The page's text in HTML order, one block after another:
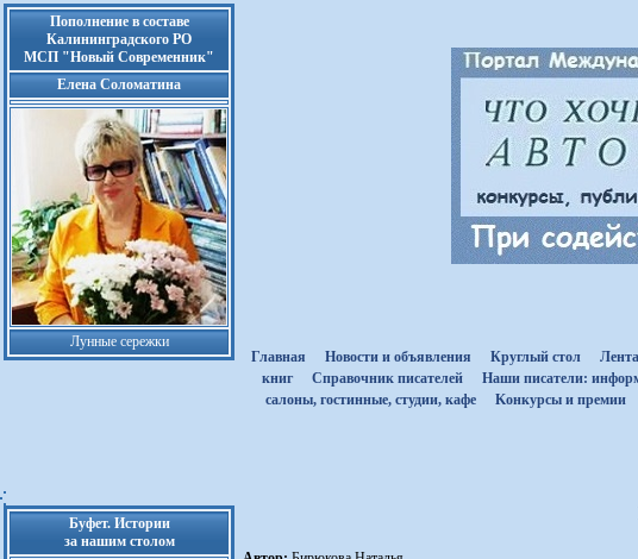
Пополнение в составе
Калининградского РО
МСП "Новый Современник"
Елена Соломатина
Лунные сережки
Главная
Новости и объявления Круглый стол
книг
Cправочник писателей Наши писатели:
салоны, гостинные, студии, кафе
Kонкурсы и премии
Буфет. Истории
за нашим столом